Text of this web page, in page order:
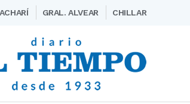
GRAL. ALVEAR CHILLAR